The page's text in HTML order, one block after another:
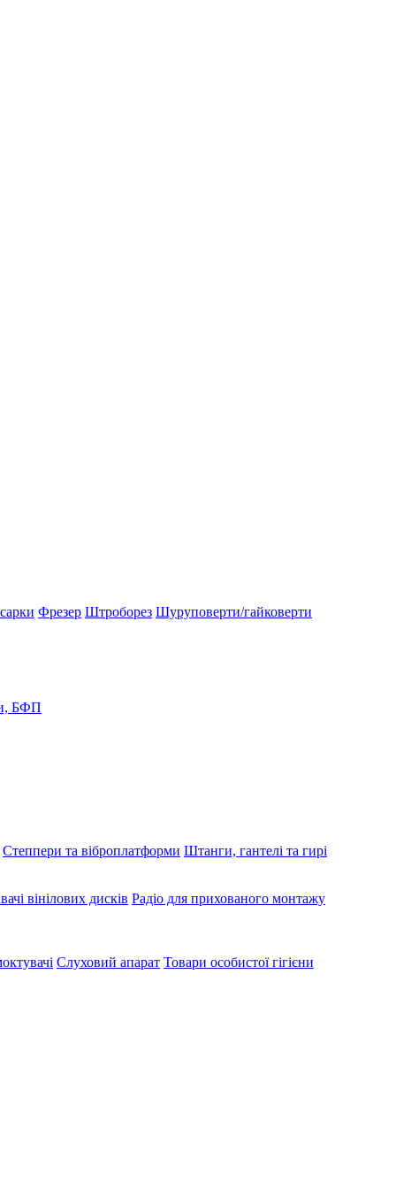
Фрезер Штроборез Шуруповерти/гайковерти
БФП
Степпери та віброплатформи Штанги, гантелі та гирі
вінілових дисків Радіо для прихованого монтажу
Слуховий апарат Товари особистої гігієни